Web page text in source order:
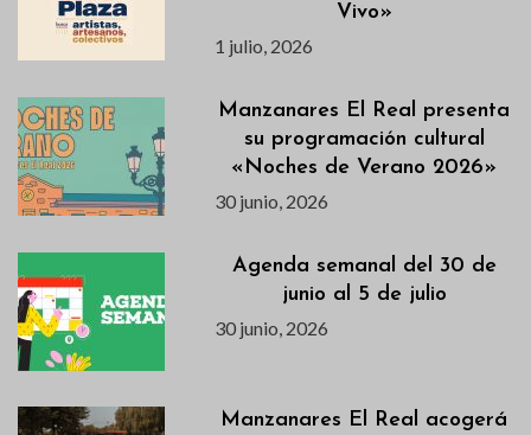
Vivo»
1 julio, 2026
Manzanares El Real presenta
su programación cultural
«Noches de Verano 2026»
30 junio, 2026
Agenda semanal del 30 de
junio al 5 de julio
30 junio, 2026
Manzanares El Real acogerá